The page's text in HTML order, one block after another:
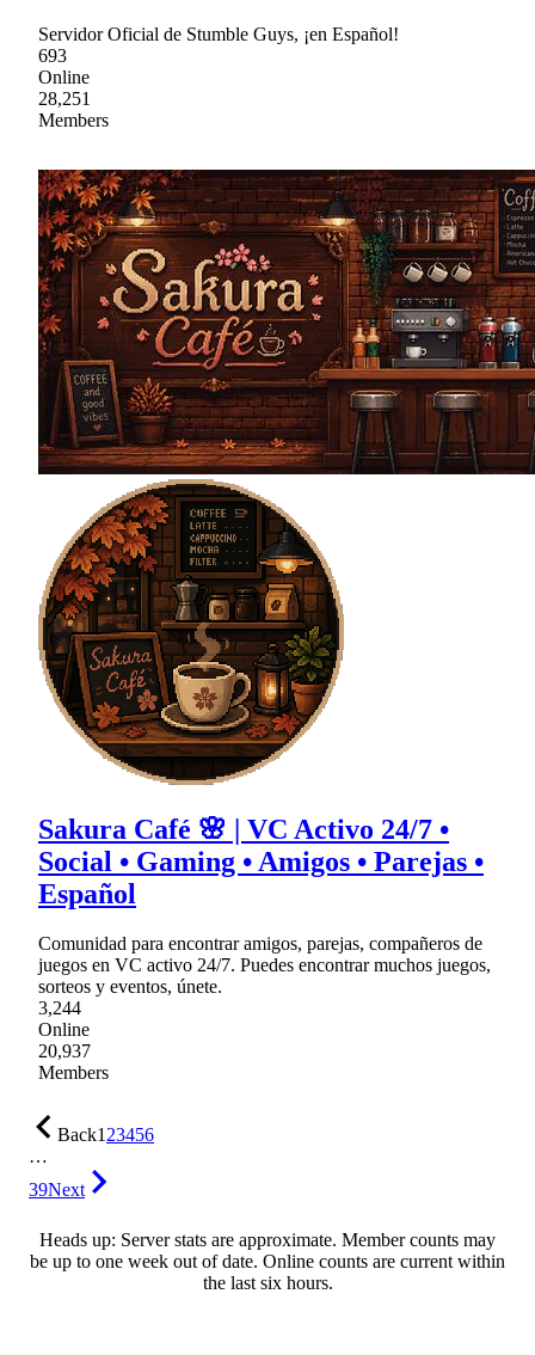
Servidor Oficial de Stumble Guys, ¡en Español!
693
Online
28,251
Members
Sakura Café 🌸 | VC Activo 24/7 •
Social • Gaming • Amigos • Parejas •
Español
Comunidad para encontrar amigos, parejas, compañeros de
juegos en VC activo 24/7. Puedes encontrar muchos juegos,
sorteos y eventos, únete.
3,244
Online
20,937
Members
Back123456
…
39Next
Heads up: Server stats are approximate. Member counts may
be up to one week out of date. Online counts are current within
the last six hours.